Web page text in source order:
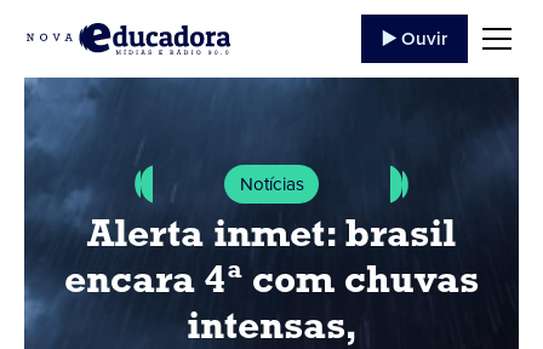
▶️ Ouvir
Notícias
Alerta inmet: brasil
encara 4ª com chuvas
intensas,